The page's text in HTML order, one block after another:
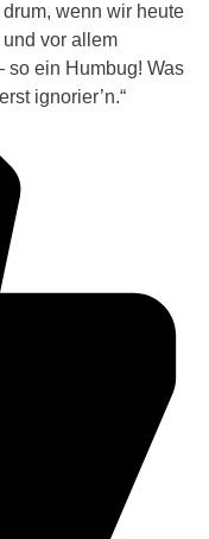
wenn wir heute
vor allem
so ein Humbug! Was
ignorier’n.“